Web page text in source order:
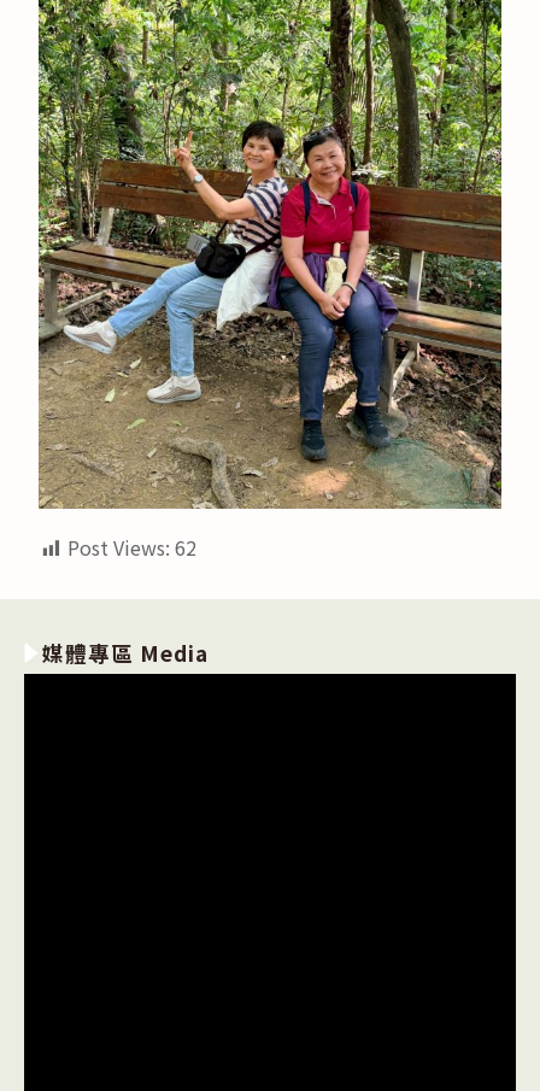
Post Views: 62
媒體專區 Media